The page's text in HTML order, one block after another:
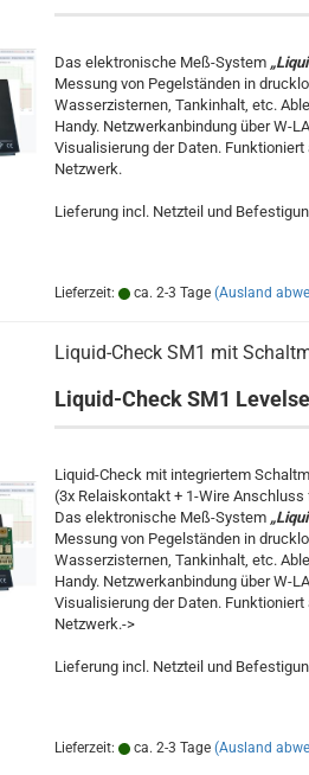
Das elektronische Meß-System
Messung von Pegelständen in
Wasserzisternen, Tankinhalt, etc.
Handy. Netzwerkanbindung über W-
Visualisierung der Daten.
Netzwerk.
Lieferung incl. Netzteil und
Lieferzeit: ca. 2-3 Tage (Ausland
Liquid-Check SM1 mit
Liquid-Check SM1
Liquid-Check mit integriertem
(3x Relaiskontakt + 1-Wire
Das elektronische Meß-System
Messung von Pegelständen in
Wasserzisternen, Tankinhalt, etc.
Handy. Netzwerkanbindung über W-
Visualisierung der Daten.
Netzwerk.->
Lieferung incl. Netzteil und
Lieferzeit: ca. 2-3 Tage (Ausland